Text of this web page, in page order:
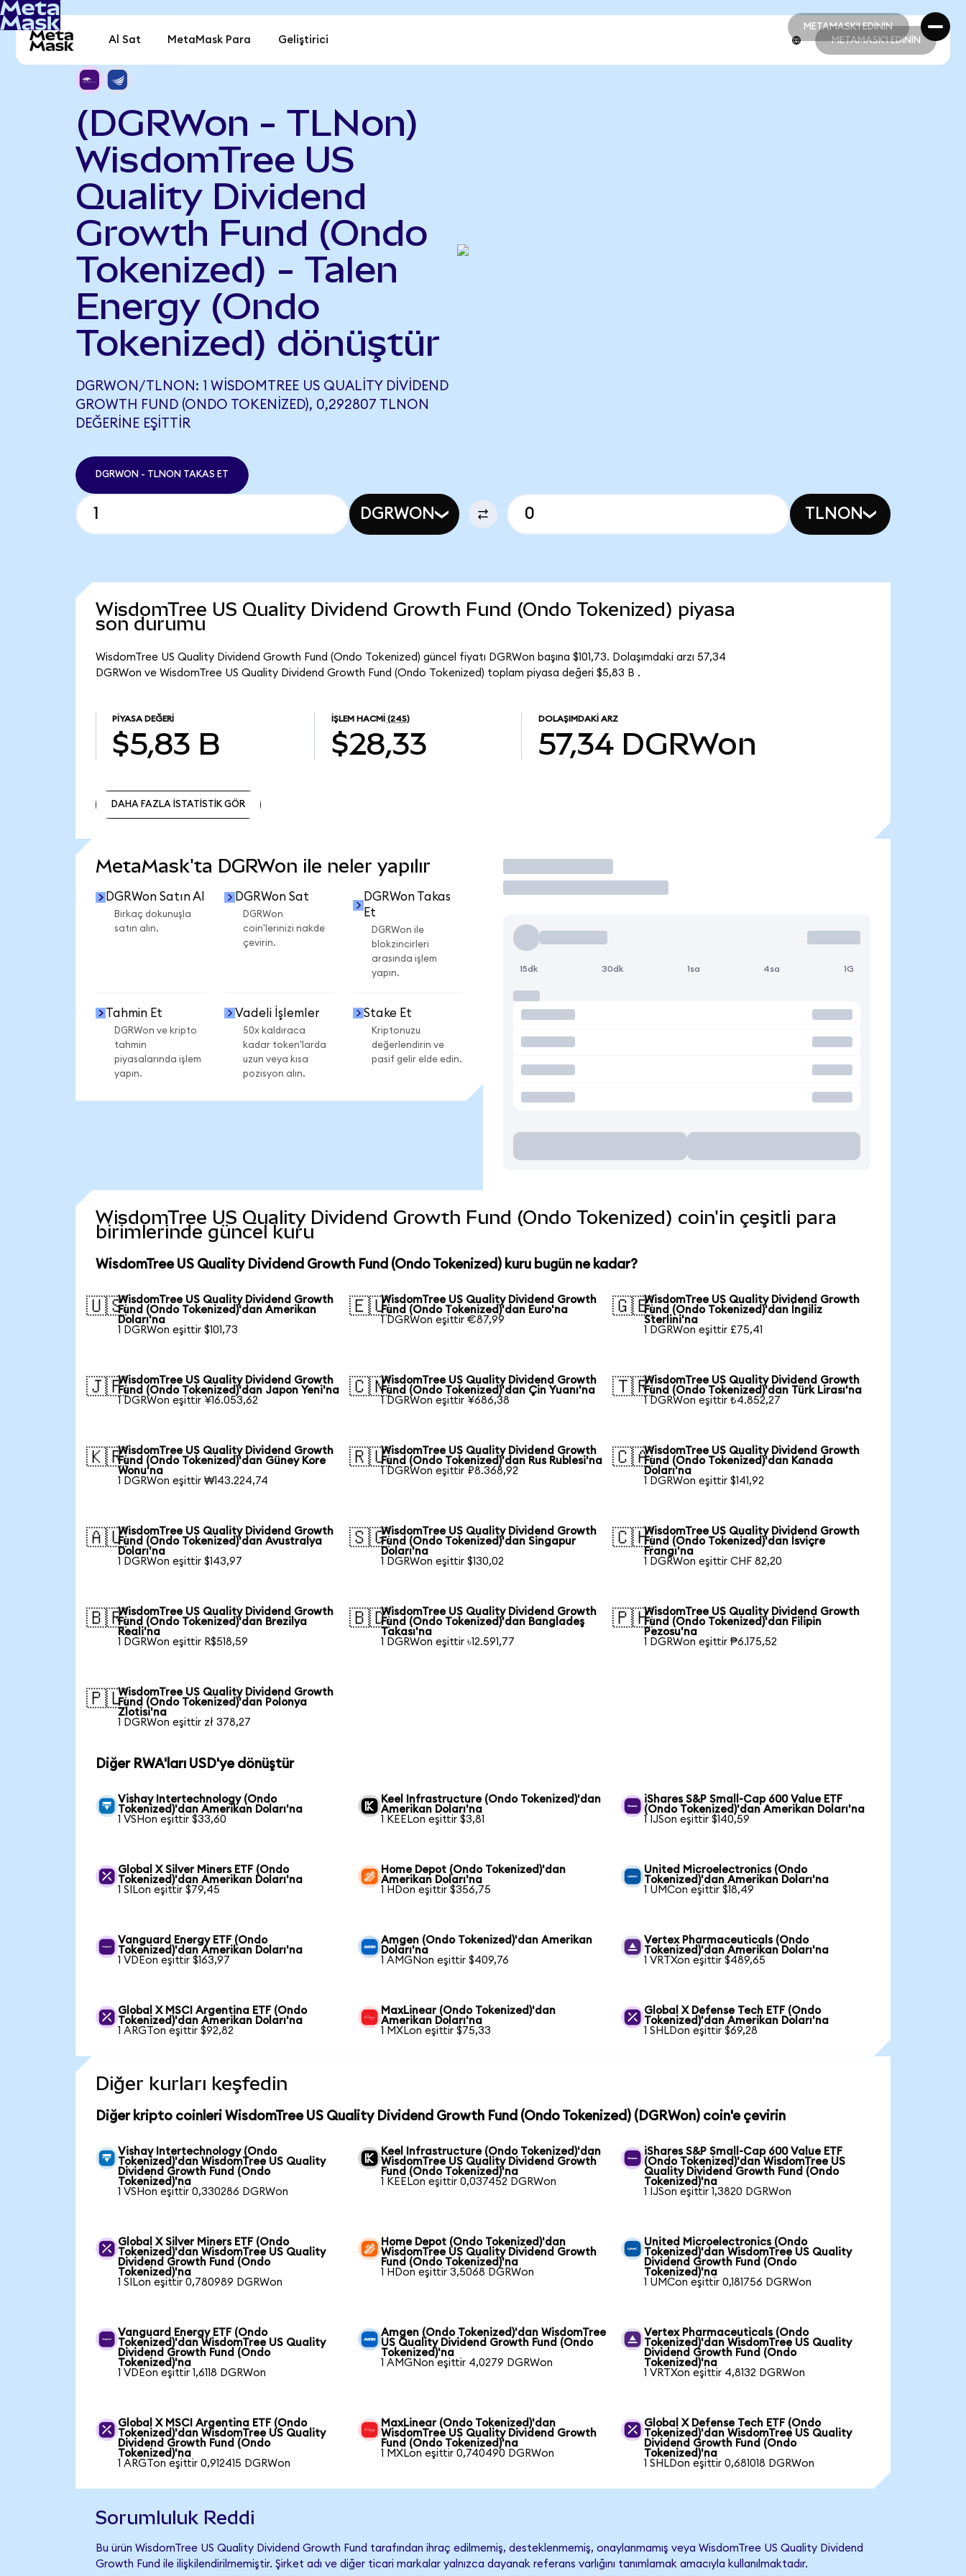
METAMASK'I EDİNİN
METAMASK'I EDİNİN
Al Sat MetaMask Para Geliştirici METAMASK'I EDİNİN
(DGRWon - TLNon)
WisdomTree US
Quality Dividend
Growth Fund (Ondo
Tokenized) - Talen
Energy (Ondo
Tokenized) dönüştür
DGRWON/TLNON: 1 WISDOMTREE US QUALITY DIVIDEND
GROWTH FUND (ONDO TOKENIZED), 0,292807 TLNON
DEĞERINE EŞITTIR
DGRWON - TLNON TAKAS ET
DGRWON TLNON
WisdomTree US Quality Dividend Growth Fund (Ondo Tokenized) piyasa
son durumu
WisdomTree US Quality Dividend Growth Fund (Ondo Tokenized) güncel fiyatı DGRWon başına $101,73. Dolaşımdaki arzı 57,34
DGRWon ve WisdomTree US Quality Dividend Growth Fund (Ondo Tokenized) toplam piyasa değeri $5,83 B .
PIYASA DEĞERI
$5,83 B
İŞLEM HACMI (24S)
$28,33
DOLAŞIMDAKI ARZ
57,34 DGRWon
DAHA FAZLA İSTATİSTİK GÖR
MetaMask'ta DGRWon ile neler yapılır
DGRWon Satın Al
Birkaç dokunuşla
satın alın.
DGRWon Sat
DGRWon
coin'lerinizi nakde
çevirin.
DGRWon Takas
Et
DGRWon ile
blokzincirleri
arasında işlem
yapın.
Tahmin Et
DGRWon ve kripto
tahmin
piyasalarında işlem
yapın.
Vadeli İşlemler
50x kaldıraca
kadar token'larda
uzun veya kısa
pozisyon alın.
Stake Et
Kriptonuzu
değerlendirin ve
pasif gelir elde edin.
İşlem Yap
15dk 30dk 1sa 4sa 1G
WisdomTree US Quality Dividend Growth Fund (Ondo Tokenized) coin'in çeşitli para
birimlerinde güncel kuru
WisdomTree US Quality Dividend Growth Fund (Ondo Tokenized) kuru bugün ne kadar?
🇺🇸WisdomTree US Quality Dividend Growth
Fund (Ondo Tokenized)'dan Amerikan
Doları'na
1 DGRWon eşittir $101,73
🇪🇺WisdomTree US Quality Dividend Growth
Fund (Ondo Tokenized)'dan Euro'na
1 DGRWon eşittir €87,99
🇬🇧WisdomTree US Quality Dividend Growth
Fund (Ondo Tokenized)'dan İngiliz
Sterlini'na
1 DGRWon eşittir £75,41
🇯🇵WisdomTree US Quality Dividend Growth
Fund (Ondo Tokenized)'dan Japon Yeni'na
1 DGRWon eşittir ¥16.053,62
🇨🇳WisdomTree US Quality Dividend Growth
Fund (Ondo Tokenized)'dan Çin Yuanı'na
1 DGRWon eşittir ¥686,38
🇹🇷WisdomTree US Quality Dividend Growth
Fund (Ondo Tokenized)'dan Türk Lirası'na
1 DGRWon eşittir ₺4.852,27
🇰🇷WisdomTree US Quality Dividend Growth
Fund (Ondo Tokenized)'dan Güney Kore
Wonu'na
1 DGRWon eşittir ₩143.224,74
🇷🇺WisdomTree US Quality Dividend Growth
Fund (Ondo Tokenized)'dan Rus Rublesi'na
1 DGRWon eşittir ₽8.368,92
🇨🇦WisdomTree US Quality Dividend Growth
Fund (Ondo Tokenized)'dan Kanada
Doları'na
1 DGRWon eşittir $141,92
🇦🇺WisdomTree US Quality Dividend Growth
Fund (Ondo Tokenized)'dan Avustralya
Doları'na
1 DGRWon eşittir $143,97
🇸🇬WisdomTree US Quality Dividend Growth
Fund (Ondo Tokenized)'dan Singapur
Doları'na
1 DGRWon eşittir $130,02
🇨🇭WisdomTree US Quality Dividend Growth
Fund (Ondo Tokenized)'dan İsviçre
Frangı'na
1 DGRWon eşittir CHF 82,20
🇧🇷WisdomTree US Quality Dividend Growth
Fund (Ondo Tokenized)'dan Brezilya
Reali'na
1 DGRWon eşittir R$518,59
🇧🇩WisdomTree US Quality Dividend Growth
Fund (Ondo Tokenized)'dan Bangladeş
Takası'na
1 DGRWon eşittir ৳12.591,77
🇵🇭WisdomTree US Quality Dividend Growth
Fund (Ondo Tokenized)'dan Filipin
Pezosu'na
1 DGRWon eşittir ₱6.175,52
🇵🇱WisdomTree US Quality Dividend Growth
Fund (Ondo Tokenized)'dan Polonya
Zlotisi'na
1 DGRWon eşittir zł 378,27
Diğer RWA'ları USD'ye dönüştür
Vishay Intertechnology (Ondo
Tokenized)'dan Amerikan Doları'na
1 VSHon eşittir $33,60
Keel Infrastructure (Ondo Tokenized)'dan
Amerikan Doları'na
1 KEELon eşittir $3,81
iShares S&P Small-Cap 600 Value ETF
(Ondo Tokenized)'dan Amerikan Doları'na
1 IJSon eşittir $140,59
Global X Silver Miners ETF (Ondo
Tokenized)'dan Amerikan Doları'na
1 SILon eşittir $79,45
Home Depot (Ondo Tokenized)'dan
Amerikan Doları'na
1 HDon eşittir $356,75
United Microelectronics (Ondo
Tokenized)'dan Amerikan Doları'na
1 UMCon eşittir $18,49
Vanguard Energy ETF (Ondo
Tokenized)'dan Amerikan Doları'na
1 VDEon eşittir $163,97
Amgen (Ondo Tokenized)'dan Amerikan
Doları'na
1 AMGNon eşittir $409,76
Vertex Pharmaceuticals (Ondo
Tokenized)'dan Amerikan Doları'na
1 VRTXon eşittir $489,65
Global X MSCI Argentina ETF (Ondo
Tokenized)'dan Amerikan Doları'na
1 ARGTon eşittir $92,82
MaxLinear (Ondo Tokenized)'dan
Amerikan Doları'na
1 MXLon eşittir $75,33
Global X Defense Tech ETF (Ondo
Tokenized)'dan Amerikan Doları'na
1 SHLDon eşittir $69,28
Diğer kurları keşfedin
Diğer kripto coinleri WisdomTree US Quality Dividend Growth Fund (Ondo Tokenized) (DGRWon) coin'e çevirin
Vishay Intertechnology (Ondo
Tokenized)'dan WisdomTree US Quality
Dividend Growth Fund (Ondo
Tokenized)'na
1 VSHon eşittir 0,330286 DGRWon
Keel Infrastructure (Ondo Tokenized)'dan
WisdomTree US Quality Dividend Growth
Fund (Ondo Tokenized)'na
1 KEELon eşittir 0,037452 DGRWon
iShares S&P Small-Cap 600 Value ETF
(Ondo Tokenized)'dan WisdomTree US
Quality Dividend Growth Fund (Ondo
Tokenized)'na
1 IJSon eşittir 1,3820 DGRWon
Global X Silver Miners ETF (Ondo
Tokenized)'dan WisdomTree US Quality
Dividend Growth Fund (Ondo
Tokenized)'na
1 SILon eşittir 0,780989 DGRWon
Home Depot (Ondo Tokenized)'dan
WisdomTree US Quality Dividend Growth
Fund (Ondo Tokenized)'na
1 HDon eşittir 3,5068 DGRWon
United Microelectronics (Ondo
Tokenized)'dan WisdomTree US Quality
Dividend Growth Fund (Ondo
Tokenized)'na
1 UMCon eşittir 0,181756 DGRWon
Vanguard Energy ETF (Ondo
Tokenized)'dan WisdomTree US Quality
Dividend Growth Fund (Ondo
Tokenized)'na
1 VDEon eşittir 1,6118 DGRWon
Amgen (Ondo Tokenized)'dan WisdomTree
US Quality Dividend Growth Fund (Ondo
Tokenized)'na
1 AMGNon eşittir 4,0279 DGRWon
Vertex Pharmaceuticals (Ondo
Tokenized)'dan WisdomTree US Quality
Dividend Growth Fund (Ondo
Tokenized)'na
1 VRTXon eşittir 4,8132 DGRWon
Global X MSCI Argentina ETF (Ondo
Tokenized)'dan WisdomTree US Quality
Dividend Growth Fund (Ondo
Tokenized)'na
1 ARGTon eşittir 0,912415 DGRWon
MaxLinear (Ondo Tokenized)'dan
WisdomTree US Quality Dividend Growth
Fund (Ondo Tokenized)'na
1 MXLon eşittir 0,740490 DGRWon
Global X Defense Tech ETF (Ondo
Tokenized)'dan WisdomTree US Quality
Dividend Growth Fund (Ondo
Tokenized)'na
1 SHLDon eşittir 0,681018 DGRWon
Sorumluluk Reddi
Bu ürün WisdomTree US Quality Dividend Growth Fund tarafından ihraç edilmemiş, desteklenmemiş, onaylanmamış veya WisdomTree US Quality Dividend
Growth Fund ile ilişkilendirilmemiştir. Şirket adı ve diğer ticari markalar yalnızca dayanak referans varlığını tanımlamak amacıyla kullanılmaktadır.